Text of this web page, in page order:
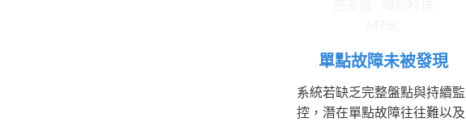
單點故障未被發現
系統若缺乏完整盤點與持續監
控，潛在單點故障往往難以及